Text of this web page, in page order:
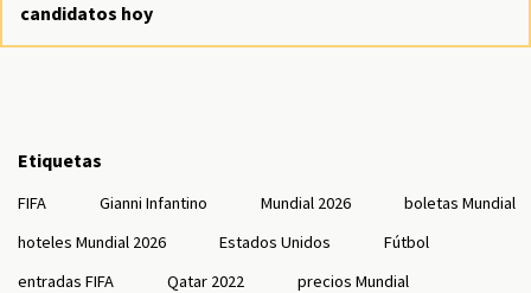
candidatos hoy
Etiquetas
FIFA Gianni Infantino Mundial 2026
boletas Mundial
hoteles Mundial 2026
Estados Unidos
Fútbol
entradas FIFA
Qatar 2022 precios Mundial